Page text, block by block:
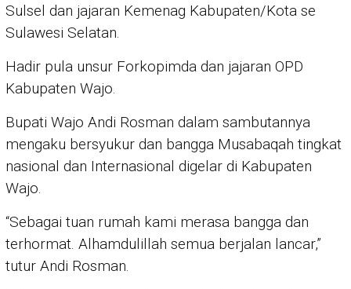
Sulsel dan jajaran Kemenag Kabupaten/Kota se
Sulawesi Selatan.
Hadir pula unsur Forkopimda dan jajaran OPD
Kabupaten Wajo.
Bupati Wajo Andi Rosman dalam sambutannya
mengaku bersyukur dan bangga Musabaqah tingkat
nasional dan Internasional digelar di Kabupaten
Wajo.
“Sebagai tuan rumah kami merasa bangga dan
terhormat. Alhamdulillah semua berjalan lancar,”
tutur Andi Rosman.